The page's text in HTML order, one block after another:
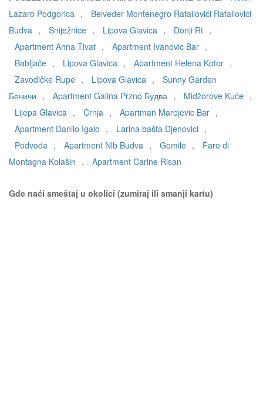
Lazaro Podgorica ,
Belveder Montenegro Rafailovići Rafailovici
Budva , Sniježnice , Lipova Glavica , Donji Rt ,
Apartment Anna Tivat , Apartment Ivanovic Bar ,
Babljače , Lipova Glavica , Apartment Helena Kotor ,
Zavodičke Rupe , Lipova Glavica ,
Sunny Garden
Бечичи , Apartment Galina Przno Будва , Midžorove Kuće ,
Lijepa Glavica , Crnja , Apartman Marojevic Bar ,
Apartment Danilo Igalo , Larina bašta Djenovici ,
Podvoda , Apartment Nlb Budva , Gomile ,
Faro di
Montagna Kolašin , Apartment Carine Risan
Gde naći smeštaj u okolici (zumiraj ili smanji kartu)